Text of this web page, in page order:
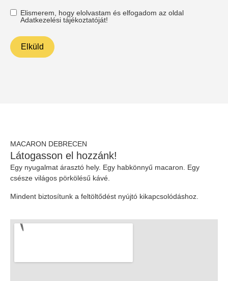
Elismerem, hogy elolvastam és elfogadom az oldal
Adatkezelési tájékoztatóját!
Elküld
MACARON DEBRECEN
Látogasson el hozzánk!
Egy nyugalmat árasztó hely. Egy habkönnyű macaron. Egy
csésze világos pörkölésű kávé.
Mindent biztosítunk a feltöltődést nyújtó kikapcsolódáshoz.